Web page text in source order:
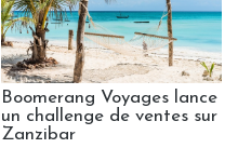
Boomerang Voyages lance
un challenge de ventes sur
Zanzibar